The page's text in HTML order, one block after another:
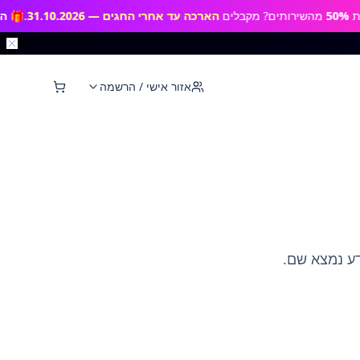
מהשירותים? מקבליםהארכה עד אחרי החגים — 31.10.2026 .
🎁
אזור אישי / הרשמה
נמצא שם.